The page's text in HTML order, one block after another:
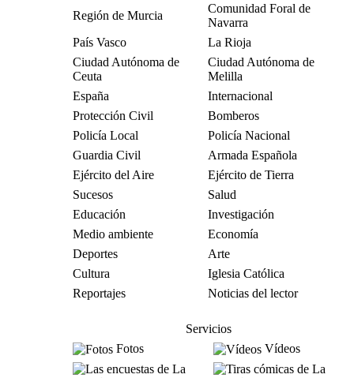
Región de Murcia
Comunidad Foral de
Navarra
País Vasco
La Rioja
Ciudad Autónoma de
Ceuta
Ciudad Autónoma de
Melilla
España
Internacional
Protección Civil
Bomberos
Policía Local
Policía Nacional
Guardia Civil
Armada Española
Ejército del Aire
Ejército de Tierra
Sucesos
Salud
Educación
Investigación
Medio ambiente
Economía
Deportes
Arte
Cultura
Iglesia Católica
Reportajes
Noticias del lector
Servicios
Fotos
Vídeos